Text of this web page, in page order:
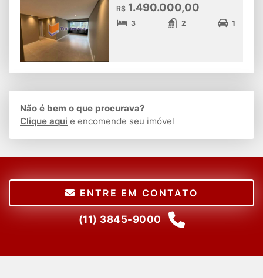
R$ 1.490.000,00
3 2 1
Não é bem o que procurava?
Clique aqui e encomende seu imóvel
ENTRE EM CONTATO
(11) 3845-9000